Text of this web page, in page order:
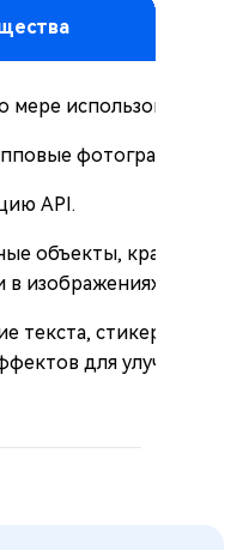
использования.
фотографии.
API.
объекты, красные
в изображениях.
текста, стикеров,
для улучшения